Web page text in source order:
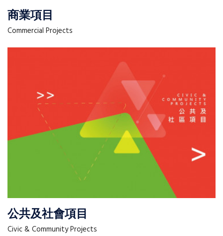
商業項目
Commercial Projects
公共及社會項目
Civic & Community Projects